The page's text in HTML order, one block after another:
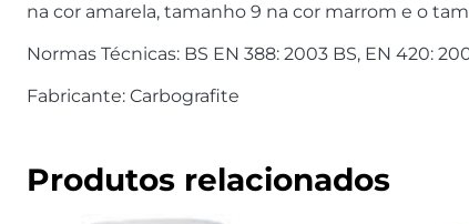
na cor amarela, tamanho 9 na cor marrom e o
Normas Técnicas: BS EN 388: 2003 BS, EN 420:
Fabricante: Carbografite
Produtos relacionados